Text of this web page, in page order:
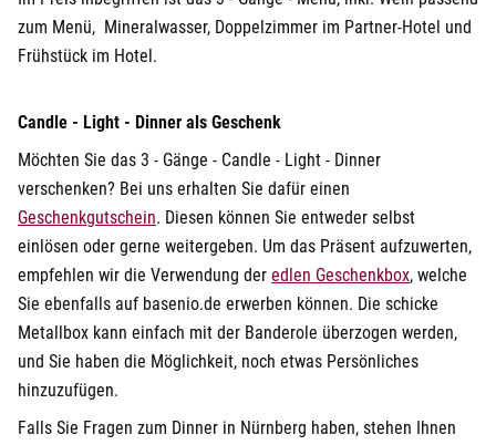
zum Menü, Mineralwasser, Doppelzimmer im Partner-Hotel und
Frühstück im Hotel.
Candle - Light - Dinner als Geschenk
Möchten Sie das 3 - Gänge - Candle - Light - Dinner
verschenken? Bei uns erhalten Sie dafür einen
Geschenkgutschein. Diesen können Sie entweder selbst
einlösen oder gerne weitergeben. Um das Präsent aufzuwerten,
empfehlen wir die Verwendung der edlen Geschenkboxöffnet in
, welche
Sie ebenfalls auf basenio.de erwerben können. Die schicke
Metallbox kann einfach mit der Banderole überzogen werden,
und Sie haben die Möglichkeit, noch etwas Persönliches
hinzuzufügen.
Falls Sie Fragen zum Dinner in Nürnberg haben, stehen Ihnen